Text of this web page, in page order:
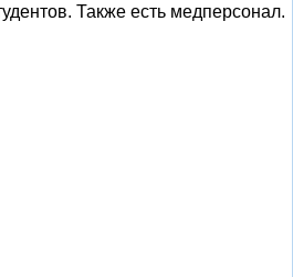
Также есть медперсонал.